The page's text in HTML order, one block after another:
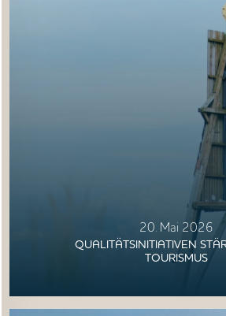
20. Mai 2026
QUALITÄTSINITIATIVEN
TOURISMUS